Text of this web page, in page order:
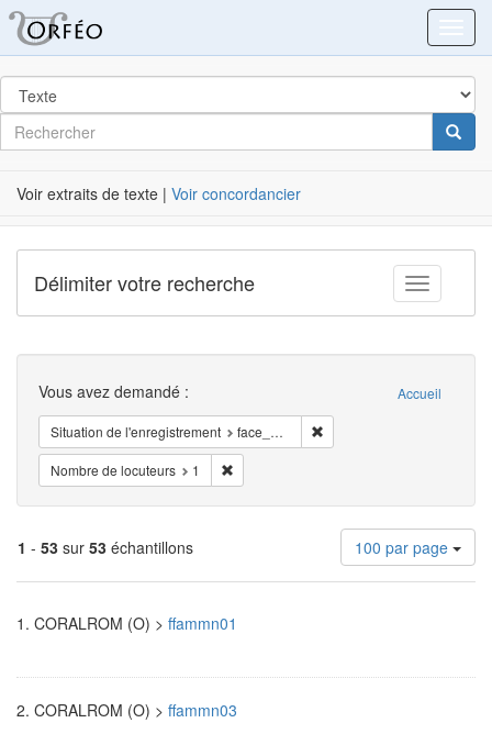
dans
Post
Label
Rechercher
Voir extraits de texte | Voir concordancier
Toggle
Délimiter votre recherche
Recherche Accueil
Vous avez demandé :
Situation de l'enregistrement face_à_face
Nombre de locuteurs 1
1 - 53 sur 53 échantillons
Nombre
de
résultats
100 par page
Résultats
recherche
1. CORALROM (O) > ffammn01
2. CORALROM (O) > ffammn03